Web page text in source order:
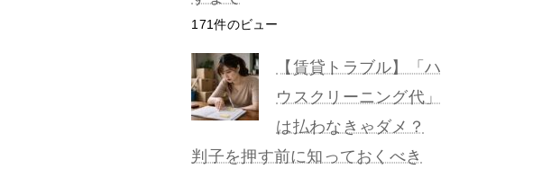
171件のビュー
【賃貸トラブル】「ハ
ウスクリーニング代」
は払わなきゃダメ？
判子を押す前に知っておくべき